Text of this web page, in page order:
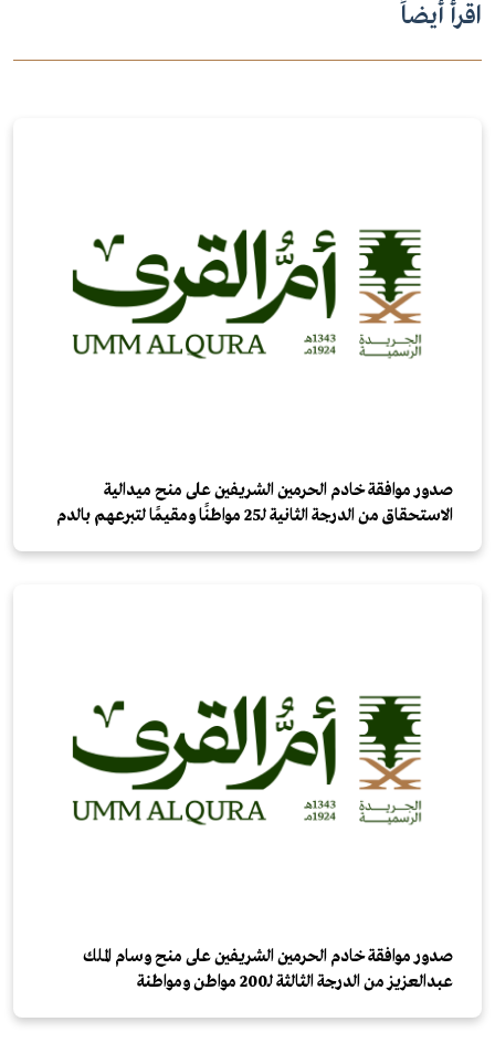
اقرأ أيضاً
صدور موافقة خادم الحرمين الشريفين على منح ميدالية
الاستحقاق من الدرجة الثانية لـ25 مواطنًا ومقيمًا لتبرعهم بالدم
صدور موافقة خادم الحرمين الشريفين على منح وسام الملك
عبدالعزيز من الدرجة الثالثة لـ200 مواطن ومواطنة